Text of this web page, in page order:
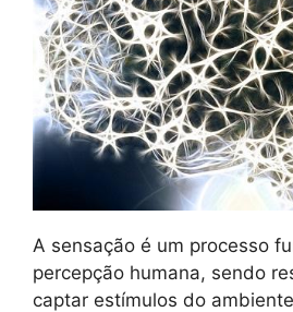
A sensação é um processo
percepção humana, sendo
captar estímulos do